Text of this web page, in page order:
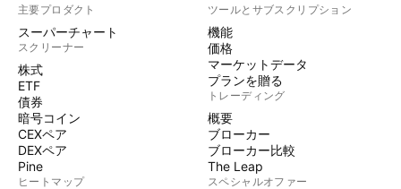
主要プロダクト
スーパーチャート
スクリーナー
株式
ETF
債券
暗号コイン
CEXペア
DEXペア
Pine
ヒートマップ
ツールとサブスクリプション
機能
価格
マーケットデータ
プランを贈る
トレーディング
概要
ブローカー
ブローカー比較
The Leap
スペシャルオファー